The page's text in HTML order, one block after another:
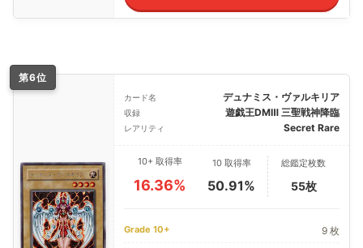
第6位
カード名 デュナミス・ヴァルキリア
収録 遊戯王DMⅢ 三聖戦神降臨
レアリティ Secret Rare
10+ 取得率
16.36%
10 取得率
50.91%
総鑑定枚数
55枚
Grade 10+ 9 枚